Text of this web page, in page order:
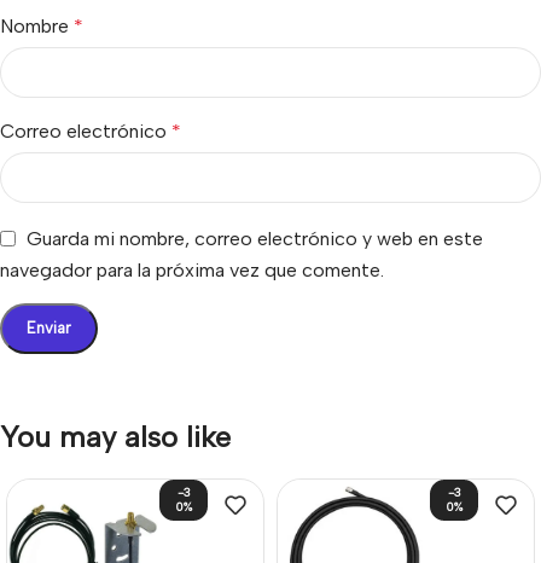
Nombre *
Correo electrónico *
Guarda mi nombre, correo electrónico y web en este
navegador para la próxima vez que comente.
You may also like
-3
0%
-3
0%